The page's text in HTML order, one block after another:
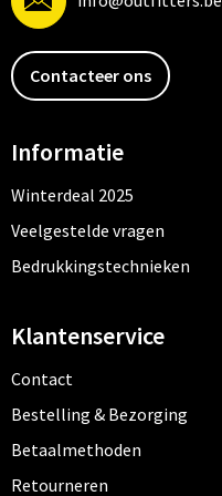
Contacteer ons
Informatie
Winterdeal 2025
Veelgestelde vragen
Bedrukkingstechnieken
Klantenservice
Contact
Bestelling & Bezorging
Betaalmethoden
Retourneren